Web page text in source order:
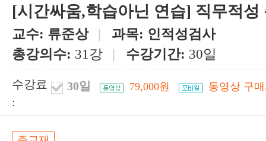
[시간싸움,학습아닌 연습] 직무적성
교수: 류준상 | 과목: 인적성검사
총강의수: 31강 | 수강기간: 30일
수강료
:
30일 79,000원 동영상 구